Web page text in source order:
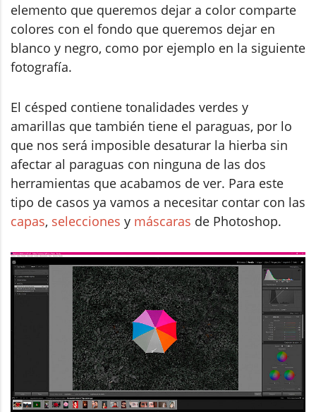
elemento que queremos dejar a color comparte
colores con el fondo que queremos dejar en
blanco y negro, como por ejemplo en la siguiente
fotografía.
El césped contiene tonalidades verdes y
amarillas que también tiene el paraguas, por lo
que nos será imposible desaturar la hierba sin
afectar al paraguas con ninguna de las dos
herramientas que acabamos de ver. Para este
tipo de casos ya vamos a necesitar contar con las
capas, selecciones y máscaras de Photoshop.